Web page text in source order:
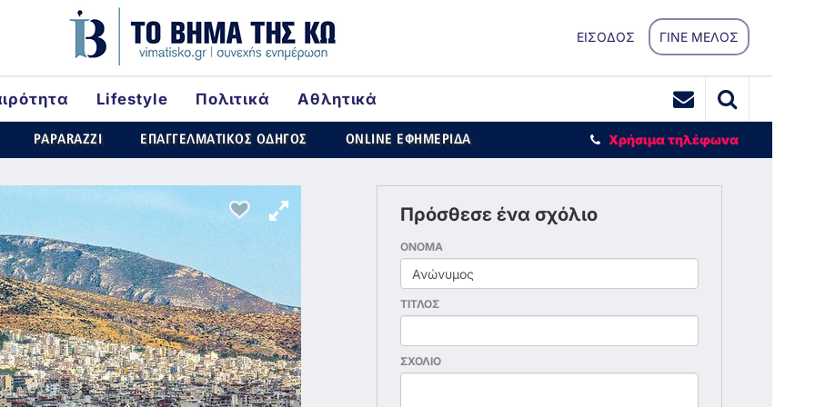
ΕΙΣΟΔΟΣ ΓΙΝΕ ΜΕΛΟΣ
Lifestyle Πολιτικά
Αθλητικά
PAPARAZZI ΕΠΑΓΓΕΛΜΑΤΙΚΟΣ ΟΔΗΓΟΣ ONLINE ΕΦΗΜΕΡΙΔΑ Χρήσιμα τηλέφωνα
Πρόσθεσε ένα σχόλιο
ΟΝΟΜΑ
ΤΙΤΛΟΣ
ΣΧΟΛΙΟ